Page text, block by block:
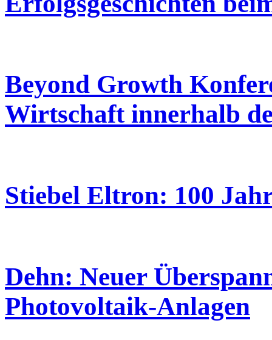
Beyond Growth
Wirtschaft innerhalb
Stiebel Eltron: 100
Dehn: Neuer
Photovoltaik-Anlagen